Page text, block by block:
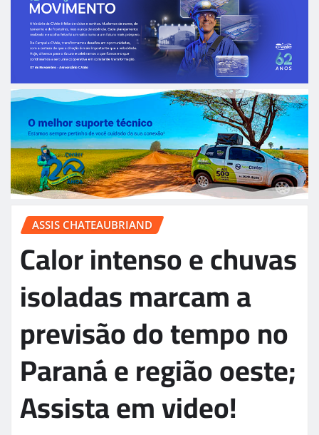
ASSIS CHATEAUBRIAND
Calor intenso e chuvas
isoladas marcam a
previsão do tempo no
Paraná e região oeste;
Assista em video!